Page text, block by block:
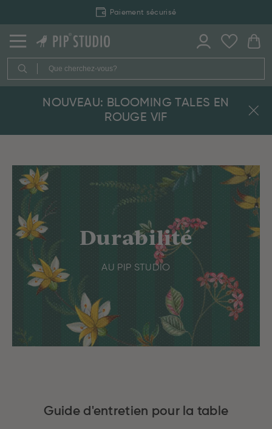
Paiement sécurisé
NOUVEAU: BLOOMING TALES EN
ROUGE VIF
Durabilité
AU PIP STUDIO
Guide d'entretien pour la table